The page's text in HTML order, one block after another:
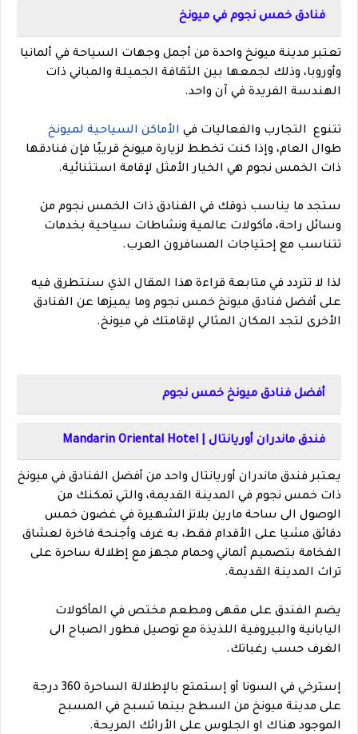
فنادق خمس نجوم في ميونخ
تعتبر مدينة ميونخ واحدة من أجمل وجهات السياحة في ألمانيا
وأوروبا، وذلك لجمعها بين الثقافة الجميلة والمباني ذات
الهندسة الفريدة في آن واحد.
تتنوع التجارب والفعاليات في الأماكن السياحية لميونخ
طوال العام، وإذا كنت تخطط لزيارة ميونخ قريبًا فإن فنادقها
ذات الخمس نجوم هي الخيار الأمثل لإقامة استثنائية.
ستجد ما يناسب ذوقك في الفنادق ذات الخمس نجوم من
وسائل راحة، مأكولات عالمية ونشاطات سياحية بخدمات
تتناسب مع إحتياجات المسافرون العرب.
لذا لا تتردد في متابعة قراءة هذا المقال الذي سنتطرق فيه
على أفضل فنادق ميونخ خمس نجوم وما يميزها عن الفنادق
الأخرى لتجد المكان المثالي لإقامتك في ميونخ.
أفضل فنادق ميونخ خمس نجوم
فندق ماندران أوريانتال | Mandarin Oriental Hotel
يعتبر فندق ماندران أوريانتال واحد من أفضل الفنادق في ميونخ
ذات خمس نجوم في المدينة القديمة، والتي تمكنك من
الوصول الى ساحة مارين بلاتز الشهيرة في غضون خمس
دقائق مشيا على الأقدام فقط، به غرف وأجنحة فاخرة لعشاق
الفخامة بتصميم ألماني وحمام مجهز مع إطلالة ساحرة على
تراث المدينة القديمة.
يضم الفندق على مقهى ومطعم مختص في المأكولات
اليابانية والبيروفية اللذيذة مع توصيل فطور الصباح الى
الغرف حسب رغباتك.
إسترخي في السونا أو إستمتع بالإطلالة الساحرة 360 درجة
على مدينة ميونخ من السطح بينما تسبح في المسبح
الموجود هناك او الجلوس على الأرائك المريحة.